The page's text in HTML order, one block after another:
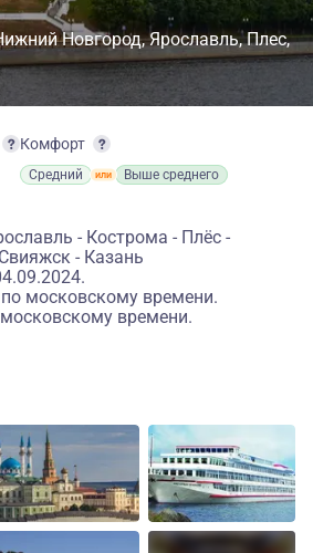
Новгород Ярославль Плес
Комфорт
Средний Выше среднего
- Кострома - Плёс -
- Казань
московскому времени.
времени.